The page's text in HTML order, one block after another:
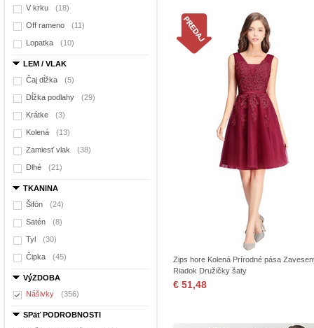
V krku (18)
Off rameno (11)
Lopatka (10)
LEM / VLAK
Čaj dĺžka
(5)
Dĺžka podlahy (29)
Krátke (3)
Kolená (13)
Zamiesť vlak (38)
Dlhé (21)
TKANINA
Šifón
(24)
Satén (8)
Tyl (30)
Čipka (45)
VýZDOBA
Nášivky
(356)
SPäť PODROBNOSTI
Zips hore Kolená Prírodné pása
Riadok Družičky šaty
€ 51,48